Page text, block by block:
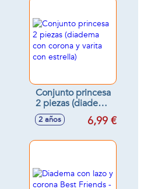
Conjunto princesa
2 piezas (diadema
con corona y varita
con estrella)
2 años 6,99 €